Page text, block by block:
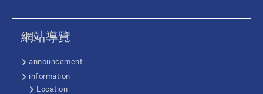
網站導覽
announcement
information
Location